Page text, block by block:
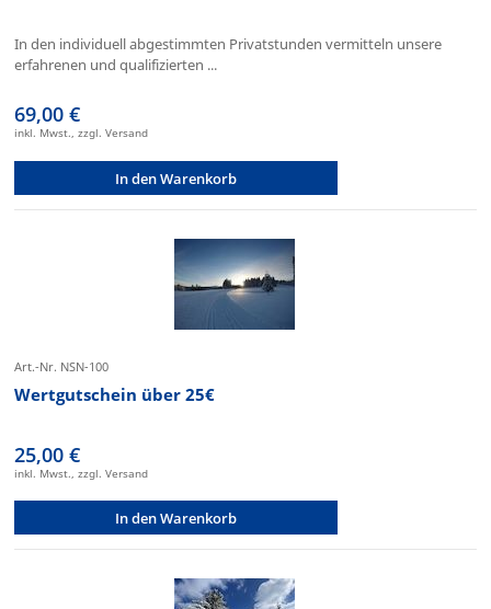
In den individuell abgestimmten Privatstunden vermitteln unsere
erfahrenen und qualifizierten ...
69,00 €
inkl. Mwst., zzgl. Versand
In den Warenkorb
Art.-Nr. NSN-100
Wertgutschein über 25€
25,00 €
inkl. Mwst., zzgl. Versand
In den Warenkorb